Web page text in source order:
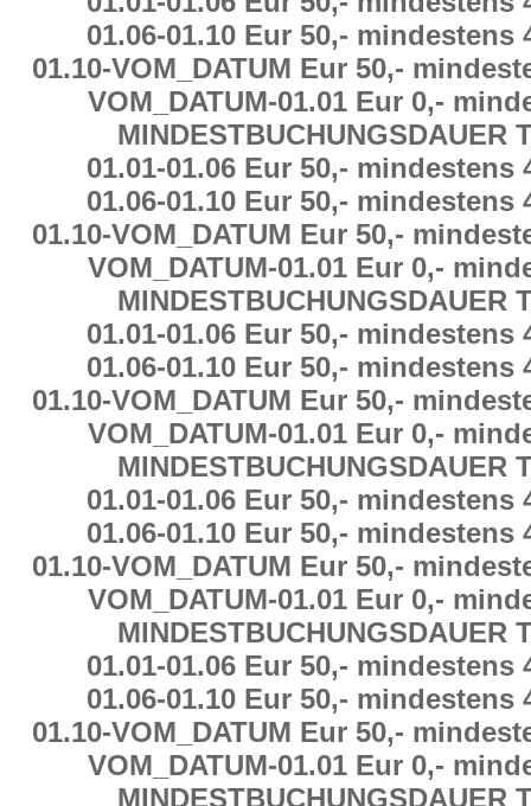
01.06-01.10 Eur 50,- mindestens
01.10-VOM_DATUM Eur 50,-
VOM_DATUM-01.01 Eur 0,-
MINDESTBUCHUNGSDAUER
01.01-01.06 Eur 50,- mindestens
01.06-01.10 Eur 50,- mindestens
01.10-VOM_DATUM Eur 50,-
VOM_DATUM-01.01 Eur 0,-
MINDESTBUCHUNGSDAUER
01.01-01.06 Eur 50,- mindestens
01.06-01.10 Eur 50,- mindestens
01.10-VOM_DATUM Eur 50,-
VOM_DATUM-01.01 Eur 0,-
MINDESTBUCHUNGSDAUER
01.01-01.06 Eur 50,- mindestens
01.06-01.10 Eur 50,- mindestens
01.10-VOM_DATUM Eur 50,-
VOM_DATUM-01.01 Eur 0,-
MINDESTBUCHUNGSDAUER
01.01-01.06 Eur 50,- mindestens
01.06-01.10 Eur 50,- mindestens
01.10-VOM_DATUM Eur 50,-
VOM_DATUM-01.01 Eur 0,-
MINDESTBUCHUNGSDAUER